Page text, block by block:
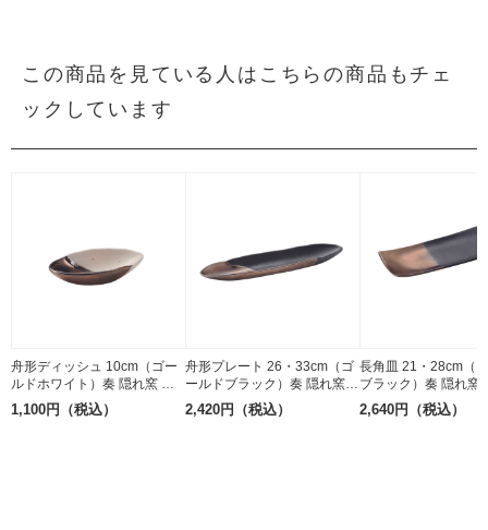
この商品を見ている人はこちらの商品もチェ
ックしています
舟形ディッシュ 10cm（ゴー
ルドホワイト）奏 隠れ窯 ス
トーンウェア 美濃焼
1,100円（税込）
舟形プレート 26・33cm（ゴ
ールドブラック）奏 隠れ窯
ストーンウェア 美濃焼
2,420円（税込）
長角皿 21・28cm（
ブラック）奏 隠れ窯
ンウェア 美濃焼
2,640円（税込）